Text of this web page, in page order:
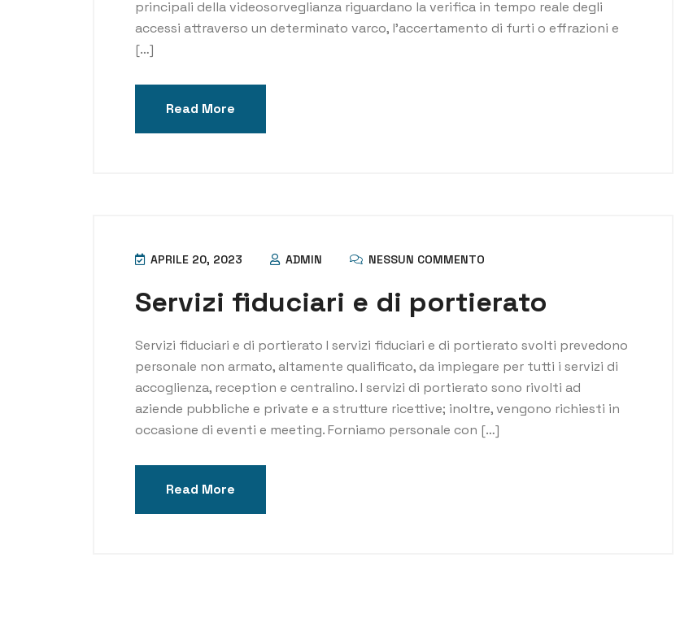
principali della videosorveglianza riguardano la verifica in tempo reale degli
accessi attraverso un determinato varco, l’accertamento di furti o effrazioni e
[…]
Read More
APRILE 20, 2023 ADMIN NESSUN COMMENTO
Servizi fiduciari e di portierato
Servizi fiduciari e di portierato I servizi fiduciari e di portierato svolti prevedono
personale non armato, altamente qualificato, da impiegare per tutti i servizi di
accoglienza, reception e centralino. I servizi di portierato sono rivolti ad
aziende pubbliche e private e a strutture ricettive; inoltre, vengono richiesti in
occasione di eventi e meeting. Forniamo personale con […]
Read More